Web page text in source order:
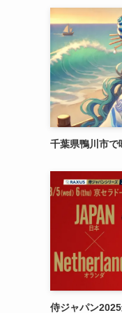
千葉県鴨川市で
侍ジャパン